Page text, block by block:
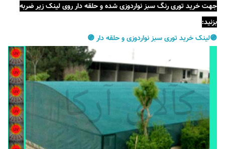
جهت خرید توری رنگ سبز نواردوزی شده و حلقه دار روی لینک زیر ضربه
بزنید:
🟣لینک خرید توری سبز نواردوزی و حلقه دار 🟣